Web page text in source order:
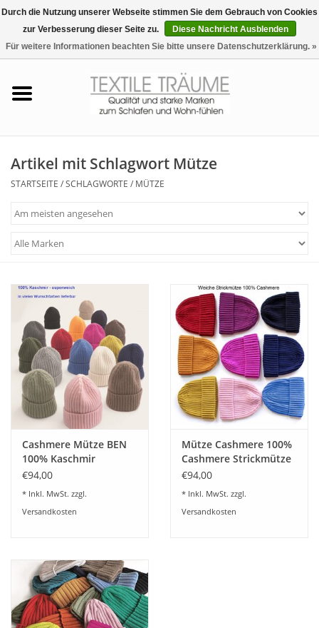
0 Artikel - €0,00
Tag & Nachtwäsche
Haus-Bademäntel
Plaids, Decken, Kissen
Mode & Accessoires
Edles aus Cashmere
Tisch & Küche
Kinder
Gutscheine
Accessoires Spa
Artikel mit Schlagwort Mütze
STARTSEITE /SCHLAGWORTE / MÜTZE
Cashmere Mütze BEN
100% Kaschmir
superweich
€94,00
* Inkl. MwSt. zzgl.
Versandkosten
Mütze Cashmere 100%
Cashmere Strickmütze
-one size
€94,00
* Inkl. MwSt. zzgl.
Versandkosten
Durch die Nutzung unserer Webseite stimmen Sie dem Gebrauch von Cookies
zur Verbesserung dieser Seite zu.
Diese Nachricht Ausblenden
Für weitere Informationen beachten Sie bitte unsere Datenschutzerklärung. »